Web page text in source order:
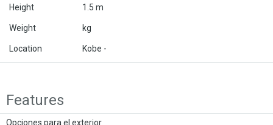
Height 1.5 m
Weight kg
Location Kobe -
Features
Opciones para el exterior